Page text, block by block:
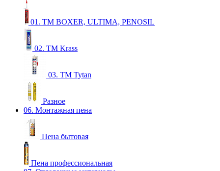
01. ТМ BOXER, ULTIMA, PENOSIL
02. ТМ Krass
03. ТМ Tytan
Разное
06. Монтажная пена
Пена бытовая
Пена профессиональная